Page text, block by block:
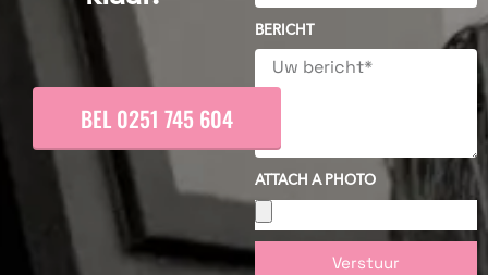
BEL 0251 745 604
BERICHT
ATTACH A PHOTO
Verstuur